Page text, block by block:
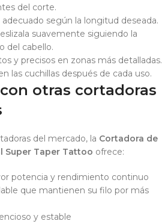
del corte.
según la longitud deseada.
suavemente siguiendo la
del cabello.
y precisos en zonas más detalladas.
las cuchillas después de cada uso.
otras cortadoras
del mercado, la Cortadora de
Super Taper Tattoo ofrece:
potencia y rendimiento continuo
que mantienen su filo por más
y estable